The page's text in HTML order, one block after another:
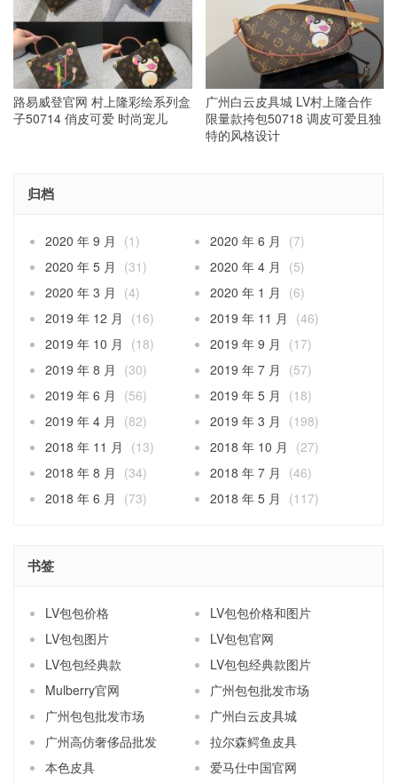
路易威登官网 村上隆彩绘系列盒
子50714 俏皮可爱 时尚宠儿
广州白云皮具城 LV村上隆合作
限量款挎包50718 调皮可爱且独
特的风格设计
归档
2020 年 9 月 (1) 2020 年 6 月
(7)
2020 年 5 月
(31) 2020 年 4 月
(5)
2020 年 3 月
(4) 2020 年 1 月
(6)
2019 年 12 月
(16) 2019 年 11 月
(46)
2019 年 10 月
(18) 2019 年 9 月
(17)
2019 年 8 月
(30) 2019 年 7 月
(57)
2019 年 6 月
(56) 2019 年 5 月
(18)
2019 年 4 月
(82) 2019 年 3 月
(198)
2018 年 11 月
(13) 2018 年 10 月
(27)
2018 年 8 月
(34) 2018 年 7 月
(46)
2018 年 6 月
(73) 2018 年 5 月 (117)
书签
LV包包价格
LV包包价格和图片
LV包包图片
LV包包官网
LV包包经典款
LV包包经典款图片
Mulberry官网
广州包包批发市场
广州包包批发市场
广州白云皮具城
广州高仿奢侈品批发
拉尔森鳄鱼皮具
本色皮具
爱马仕中国官网